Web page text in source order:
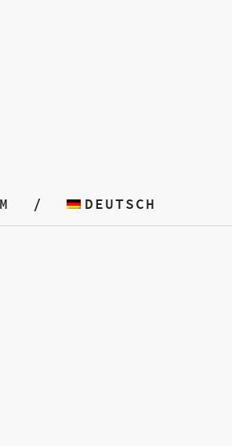
DEUTSCH